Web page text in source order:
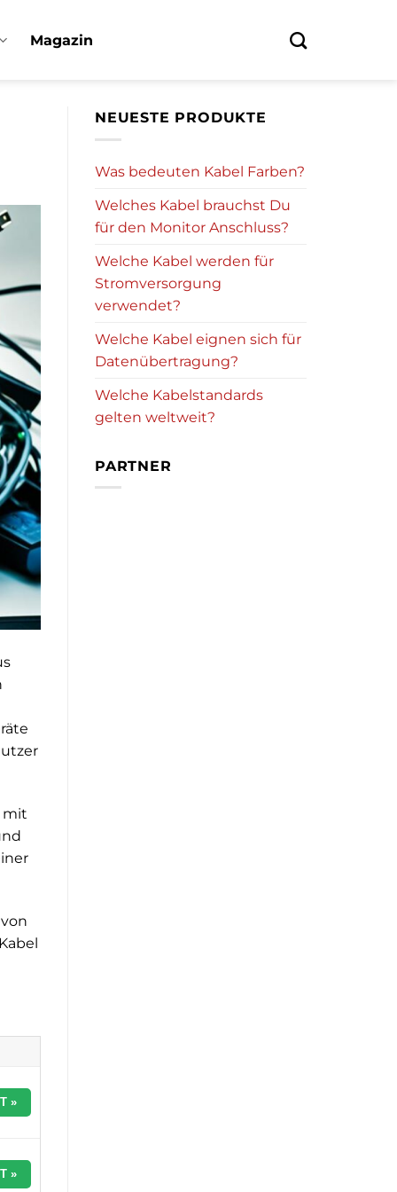
Magazin
mit
»
»
NEUESTE PRODUKTE
Was bedeuten Kabel Farben?
Welches Kabel brauchst Du
für den Monitor Anschluss?
Welche Kabel werden für
Stromversorgung
verwendet?
Welche Kabel eignen sich für
Datenübertragung?
Welche Kabelstandards
gelten weltweit?
PARTNER